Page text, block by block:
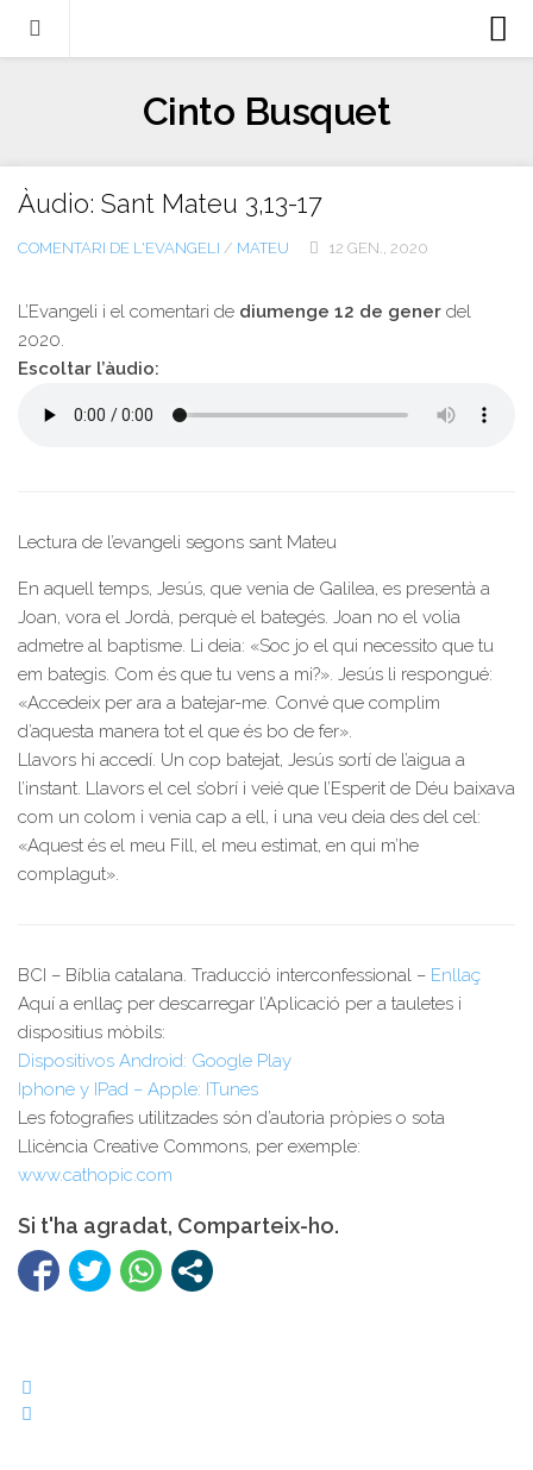
Llibres
Escrits-articles
Notícies
Italiano
Cinto Busquet
Àudio: Sant Mateu 3,13-17
COMENTARI DE L'EVANGELI / MATEU 12 GEN., 2020
L’Evangeli i el comentari de diumenge 12 de gener del
2020.
Escoltar l’àudio:
Lectura de l’evangeli segons sant Mateu
En aquell temps, Jesús, que venia de Galilea, es presentà a
Joan, vora el Jordà, perquè el bategés. Joan no el volia
admetre al baptisme. Li deia: «Soc jo el qui necessito que tu
em bategis. Com és que tu vens a mi?». Jesús li respongué:
«Accedeix per ara a batejar-me. Convé que complim
d’aquesta manera tot el que és bo de fer».
Llavors hi accedí. Un cop batejat, Jesús sortí de l’aigua a
l’instant. Llavors el cel s’obrí i veié que l’Esperit de Déu baixava
com un colom i venia cap a ell, i una veu deia des del cel:
«Aquest és el meu Fill, el meu estimat, en qui m’he
complagut».
BCI – Bíblia catalana. Traducció interconfessional – Enllaç
Aquí a enllaç per descarregar l’Aplicació per a tauletes i
dispositius mòbils:
Dispositivos Android: Google Play
Iphone y IPad – Apple: ITunes
Les fotografies utilitzades són d’autoria pròpies o sota
Llicència Creative Commons, per exemple:
www.cathopic.com
Si t'ha agradat, Comparteix-ho.